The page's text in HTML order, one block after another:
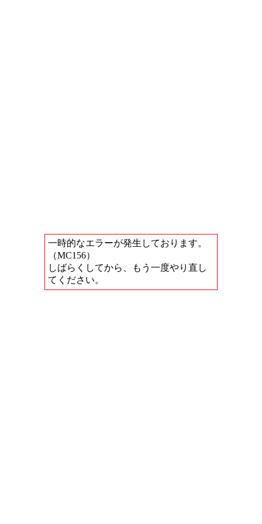
一時的なエラーが発生しております。
（MC156）
しばらくしてから、もう一度やり直し
てください。